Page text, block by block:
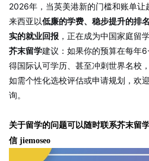
2026年，当英美港新的门槛和账单让
来西亚以低廉的学费、稳步提升的排
实的就业回报 ，正在成为中国家庭留
芥末留学建议：如果你的预算在每年
得国际认可学历、甚至冲刺世界名校
如需个性化选校评估或申请规划，欢
询。
关于留学的问题可以随时联系芥末留
信 jiemoseo